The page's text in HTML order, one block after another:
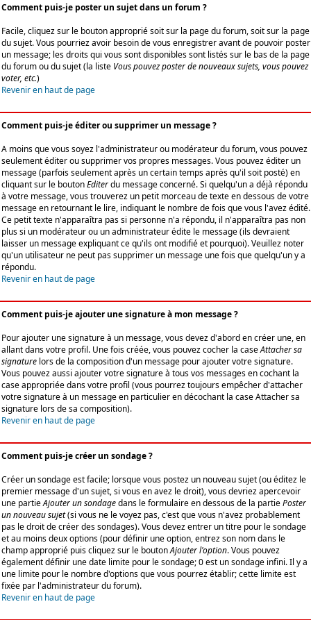
Comment puis-je poster un sujet dans un forum ?
Facile, cliquez sur le bouton approprié soit sur la page du forum, soit sur la page
du sujet. Vous pourriez avoir besoin de vous enregistrer avant de pouvoir poster
un message; les droits qui vous sont disponibles sont listés sur le bas de la page
du forum ou du sujet (la liste Vous pouvez poster de nouveaux sujets, vous pouvez
voter, etc.)
Revenir en haut de page
Comment puis-je éditer ou supprimer un message ?
A moins que vous soyez l'administrateur ou modérateur du forum, vous pouvez
seulement éditer ou supprimer vos propres messages. Vous pouvez éditer un
message (parfois seulement après un certain temps après qu'il soit posté) en
cliquant sur le boutonEditerdu message concerné. Si quelqu'un a déjà répondu
à votre message, vous trouverez un petit morceau de texte en dessous de votre
message en retournant le lire, indiquant le nombre de fois que vous l'avez édité.
Ce petit texte n'apparaîtra pas si personne n'a répondu, il n'apparaîtra pas non
plus si un modérateur ou un administrateur édite le message (ils devraient
laisser un message expliquant ce qu'ils ont modifié et pourquoi). Veuillez noter
qu'un utilisateur ne peut pas supprimer un message une fois que quelqu'un y a
répondu.
Revenir en haut de page
Comment puis-je ajouter une signature à mon message ?
Pour ajouter une signature à un message, vous devez d'abord en créer une, en
allant dans votre profil. Une fois créée, vous pouvez cocher la caseAttacher sa
signature lors de la composition d'un message pour ajouter votre signature.
Vous pouvez aussi ajouter votre signature à tous vos messages en cochant la
case appropriée dans votre profil (vous pourrez toujours empêcher d'attacher
votre signature à un message en particulier en décochant la case Attacher sa
signature lors de sa composition).
Revenir en haut de page
Comment puis-je créer un sondage ?
Créer un sondage est facile; lorsque vous postez un nouveau sujet (ou éditez le
premier message d'un sujet, si vous en avez le droit), vous devriez apercevoir
une partieAjouter un sondagedans le formulaire en dessous de la partiePoster
un nouveau sujet(si vous ne le voyez pas, c'est que vous n'avez probablement
pas le droit de créer des sondages). Vous devez entrer un titre pour le sondage
et au moins deux options (pour définir une option, entrez son nom dans le
champ approprié puis cliquez sur le boutonAjouter l'option. Vous pouvez
également définir une date limite pour le sondage; 0 est un sondage infini. Il y a
une limite pour le nombre d'options que vous pourrez établir; cette limite est
fixée par l'administrateur du forum).
Revenir en haut de page